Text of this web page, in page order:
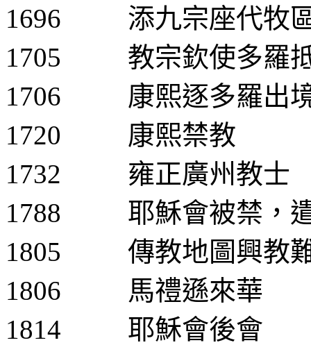
1696
添九宗座代牧
1705
教宗欽使多羅
1706
康熙逐多羅出
1720
康熙禁教
1732
雍正廣州教士
1788
耶穌會被禁，
1805
傳教地圖興教
1806
馬禮遜來華
1814
耶穌會後會